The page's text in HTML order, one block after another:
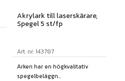
Akrylark till laserskärare,
Spegel 5 st/fp
Art. nr: 143787
Arken har en högkvalitativ
spegelbeläggn...